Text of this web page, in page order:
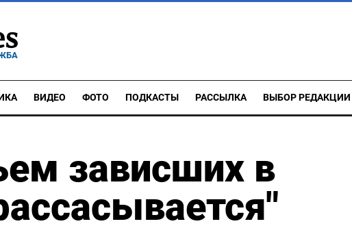
ВИДЕО ФОТО ПОДКАСТЫ РАССЫЛКА ВЫБОР РЕДАКЦИИ
зависших в